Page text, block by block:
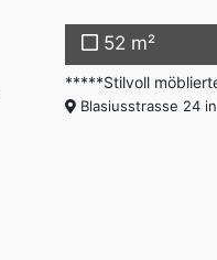
52 m²
*****Stilvoll
Blasiusstrasse 24